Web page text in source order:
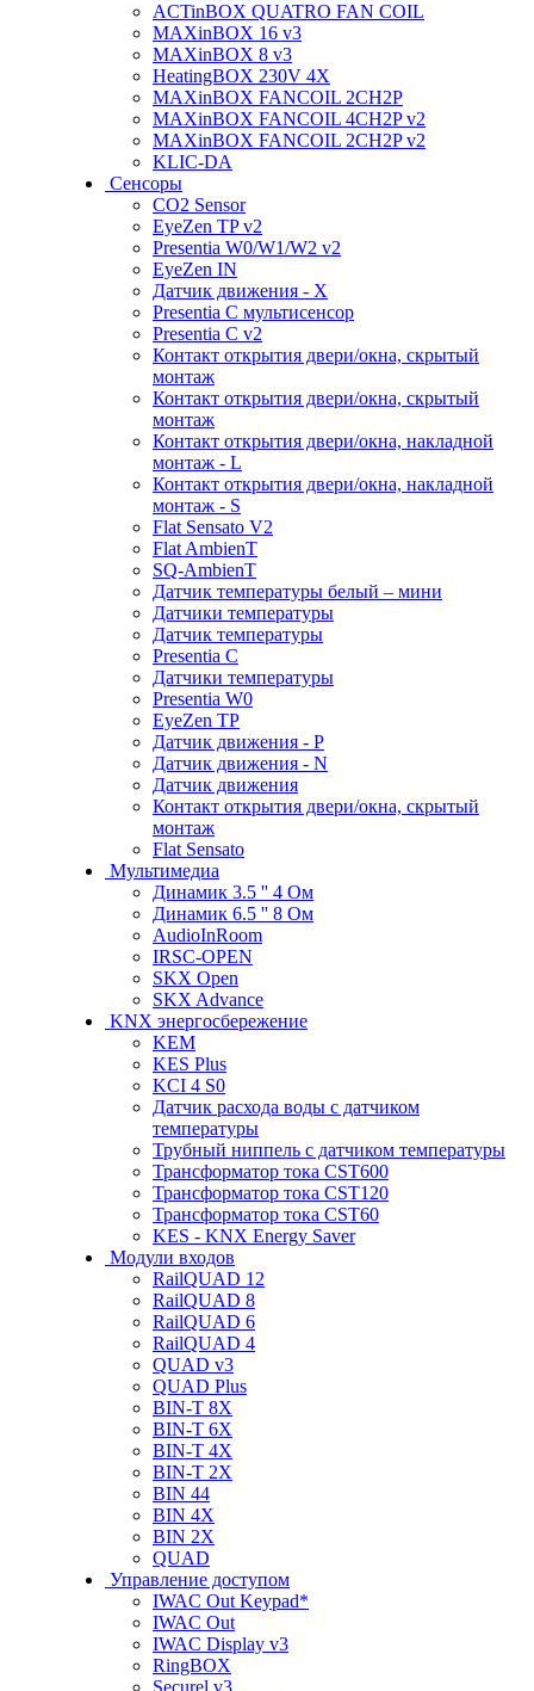
ACTinBOX QUATRO FAN COIL
MAXinBOX 16 v3
MAXinBOX 8 v3
HeatingBOX 230V 4X
MAXinBOX FANCOIL 2CH2P
MAXinBOX FANCOIL 4CH2P v2
MAXinBOX FANCOIL 2CH2P v2
KLIC-DA
Сенсоры
CO2 Sensor
EyeZen TP v2
Presentia W0/W1/W2 v2
EyeZen IN
Датчик движения - X
Presentia C мультисенсор
Presentia C v2
Контакт открытия двери/окна, скрытый
монтаж
Контакт открытия двери/окна, скрытый
монтаж
Контакт открытия двери/окна, накладной
монтаж - L
Контакт открытия двери/окна, накладной
монтаж - S
Flat Sensato V2
Flat AmbienT
SQ-AmbienT
Датчик температуры белый – мини
Датчики температуры
Датчик температуры
Presentia C
Датчики температуры
Presentia W0
EyeZen TP
Датчик движения - P
Датчик движения - N
Датчик движения
Контакт открытия двери/окна, скрытый
монтаж
Flat Sensato
Мультимедиа
Динамик 3.5 '' 4 Ом
Динамик 6.5 '' 8 Ом
AudioInRoom
IRSC-OPEN
SKX Open
SKX Advance
KNX энергосбережение
KEM
KES Plus
KCI 4 S0
Датчик расхода воды с датчиком
температуры
Трубный ниппель с датчиком температуры
Трансформатор тока CST600
Трансформатор тока CST120
Трансформатор тока CST60
KES - KNX Energy Saver
Модули входов
RailQUAD 12
RailQUAD 8
RailQUAD 6
RailQUAD 4
QUAD v3
QUAD Plus
BIN-T 8X
BIN-T 6X
BIN-T 4X
BIN-T 2X
BIN 44
BIN 4X
BIN 2X
QUAD
Управление доступом
IWAC Out Keypad*
IWAC Out
IWAC Display v3
RingBOX
Securel v3